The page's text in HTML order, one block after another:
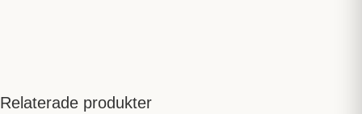
Relaterade produkter